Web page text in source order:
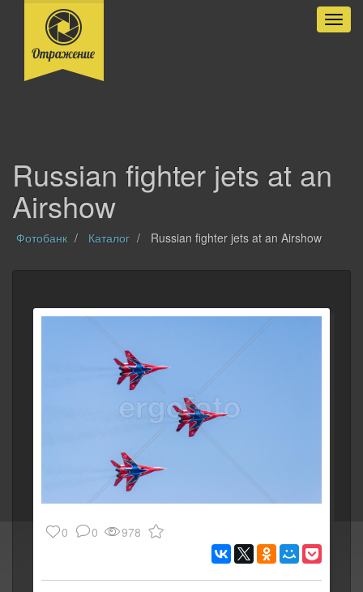
Russian fighter jets at an
Airshow
Фотобанк Каталог Russian fighter jets at an Airshow
0 0 978